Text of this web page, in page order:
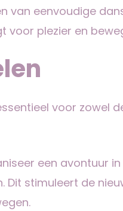
van eenvoudige
voor plezier en
voor zowel
een avontuur
Dit stimuleert de